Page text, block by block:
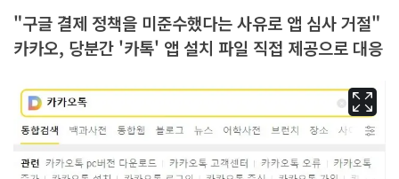
"구글 결제 정책을 미준수했다는 사유로 앱 심사 거절"
카카오, 당분간 '카톡' 앱 설치 파일 직접 제공으로 대응